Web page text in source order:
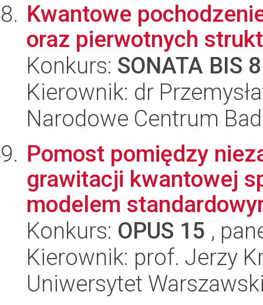
Kwantowe
oraz pierwotnych
Konkurs: SONATA BIS 8
Kierownik: dr
Narodowe Centrum
Pomost pomiędzy
grawitacji kwantowej
modelem
Konkurs: OPUS 15 ,
Kierownik: prof. Jerzy
Uniwersytet